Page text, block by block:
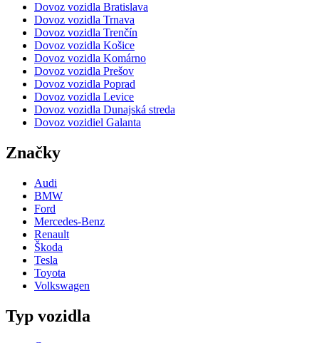
Dovoz vozidla Bratislava
Dovoz vozidla Trnava
Dovoz vozidla Trenčín
Dovoz vozidla Košice
Dovoz vozidla Komárno
Dovoz vozidla Prešov
Dovoz vozidla Poprad
Dovoz vozidla Levice
Dovoz vozidla Dunajská streda
Dovoz vozidiel Galanta
Značky
Audi
BMW
Ford
Mercedes-Benz
Renault
Škoda
Tesla
Toyota
Volkswagen
Typ vozidla